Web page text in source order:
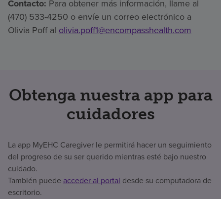
Contacto: Para obtener más información, llame al
(470) 533-4250 o envíe un correo electrónico a
Olivia Poff al olivia.poff1@encompasshealth.com
Obtenga nuestra app para
cuidadores
La app MyEHC Caregiver le permitirá hacer un seguimiento
del progreso de su ser querido mientras esté bajo nuestro
cuidado.
También puede acceder al portal desde su computadora de
escritorio.